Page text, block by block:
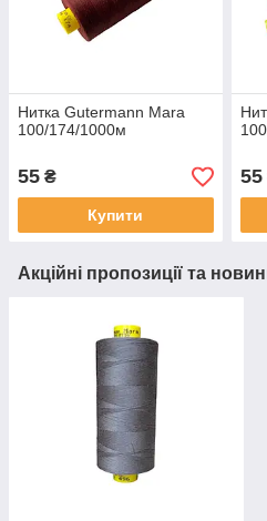
Нитка Gutermann Mara
100/174/1000м
55 ₴
Купити
55
Акційні пропозиції та